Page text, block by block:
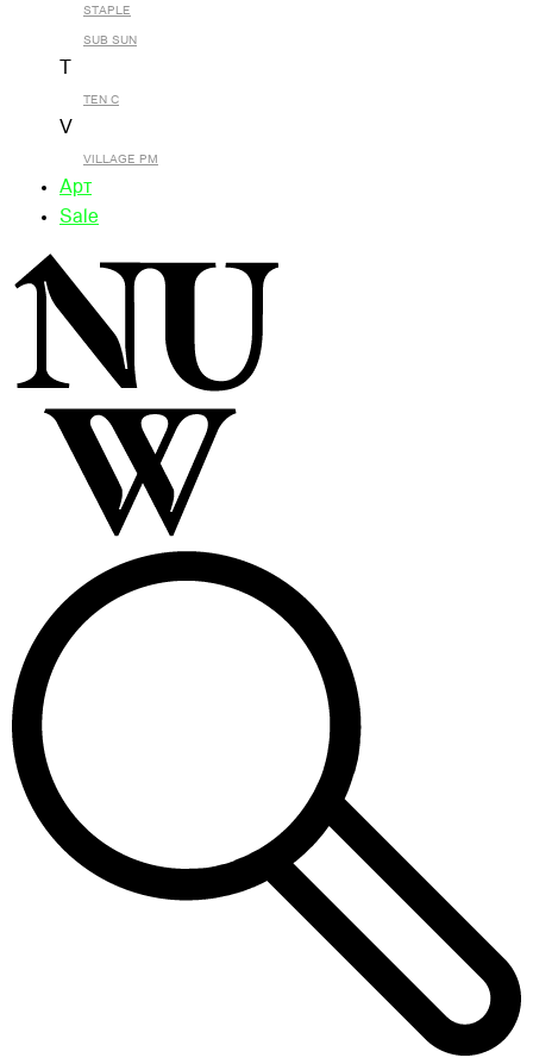
STAPLE
SUB SUN
TEN C
V
VILLAGE PM
Арт
Sale